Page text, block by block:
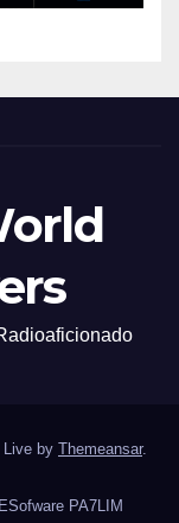
Live by Themeansar.
Sofware PA7LIM